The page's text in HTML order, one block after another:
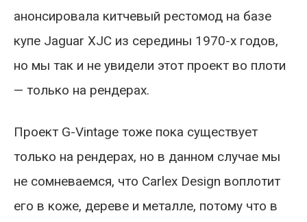
анонсировала китчевый рестомод на базе
купе Jaguar XJC из середины 1970-х годов,
но мы так и не увидели этот проект во плоти
— только на рендерах.
Проект G-Vintage тоже пока существует
только на рендерах, но в данном случае мы
не сомневаемся, что Carlex Design воплотит
его в коже, дереве и металле, потому что в